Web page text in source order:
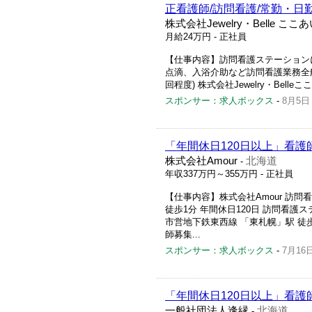
正看護師/訪問看護/常勤・日
株式会社Jewelry・Belle ここ
月給24万円 - 正社員
【仕事内容】訪問看護ステーショ
点滴、入浴介助など訪問看護業務
回程度) 株式会社Jewelry・Belleこ
スポンサー：求人ボックス - 8月5日
「年間休日120日以上」看
株式会社Amour - 北海道
年収337万円～355万円 - 正社員
【仕事内容】株式会社Amour 訪問
徒歩1分 年間休日120日 訪問看護
市営地下鉄東西線 「東札幌」駅 徒
師募集...
スポンサー：求人ボックス - 7月16
「年間休日120日以上」看